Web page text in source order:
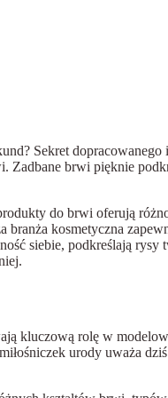
Sekret
Zadbane brwi pięknie
do brwi oferują
kosmetyczna
siebie, podkreślają rysy
kluczową rolę w
urody uważa